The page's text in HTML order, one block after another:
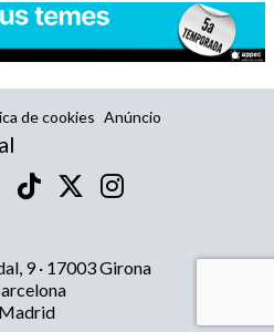
de cookies Anúncio
9 · 17003 Girona